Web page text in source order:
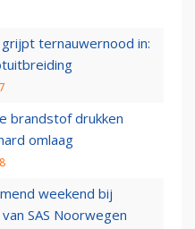
ternauwernood in:
brandstof drukken
omlaag
weekend bij
SAS Noorwegen